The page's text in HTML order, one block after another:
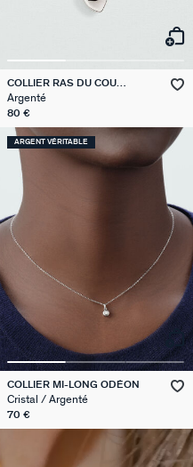
COLLIER RAS DU COU
MONTMARTRE
Argenté
80 €
ARGENT VÉRITABLE
COLLIER MI-LONG ODÉON
Cristal / Argenté
70 €